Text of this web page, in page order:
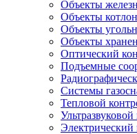
Объекты
Объекты
Объекты
Объекты
Оптический
Подъемные
Системы
Тепловой
Электрический